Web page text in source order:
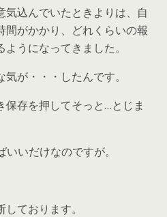
気込んでいたときよりは、自
がかかり、どれくらいの報
うになってきました。
が・・・したんです。
存を押してそっと…とじま
いだけなのですが。
ております。